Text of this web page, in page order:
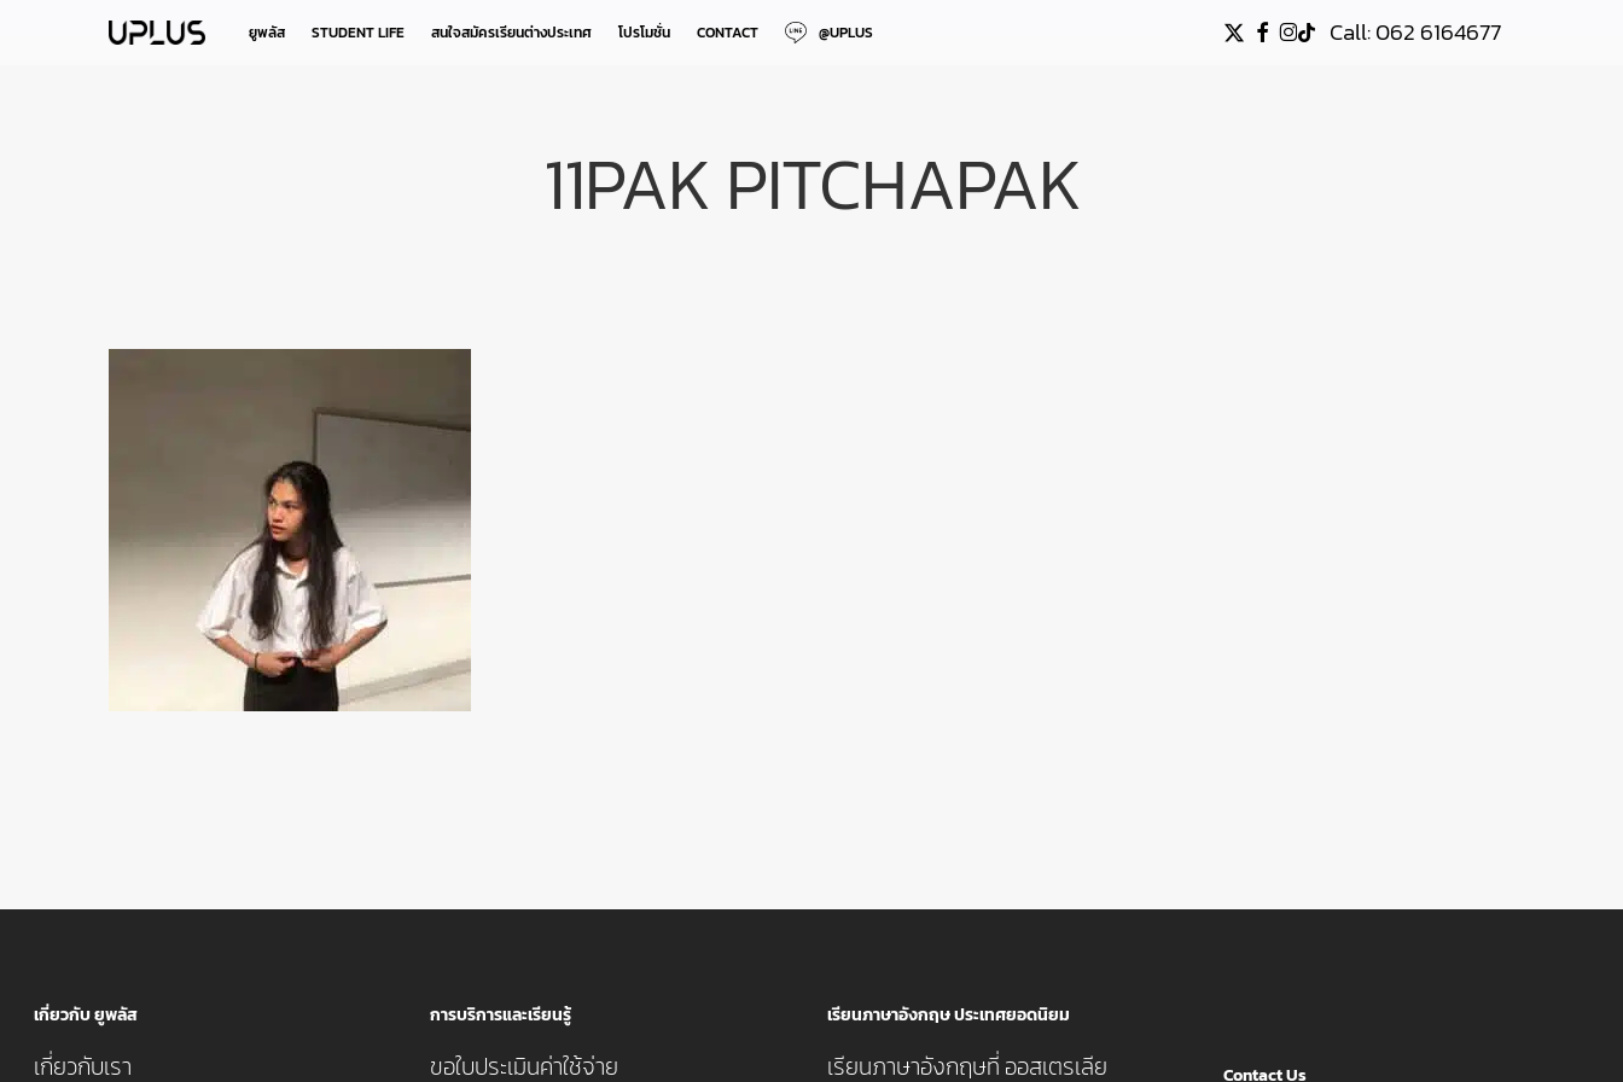
ยูพลัส STUDENT LIFE สนใจสมัครเรียนต่างประเทศ โปรโมชั่น CONTACT @UPLUS Call: 062 6164677
X-
TWITTER
FACEBOOK
INSTAGRAM
TIKTOK
11PAK PITCHAPAK
เกี่ยวกับ ยูพลัส
เกี่ยวกับเรา
การบริการและเรียนรู้
ขอใบประเมินค่าใช้จ่าย
เรียนภาษาอังกฤษ ประเทศยอดนิยม
เรียนภาษาอังกฤษที่ ออสเตรเลีย Contact Us